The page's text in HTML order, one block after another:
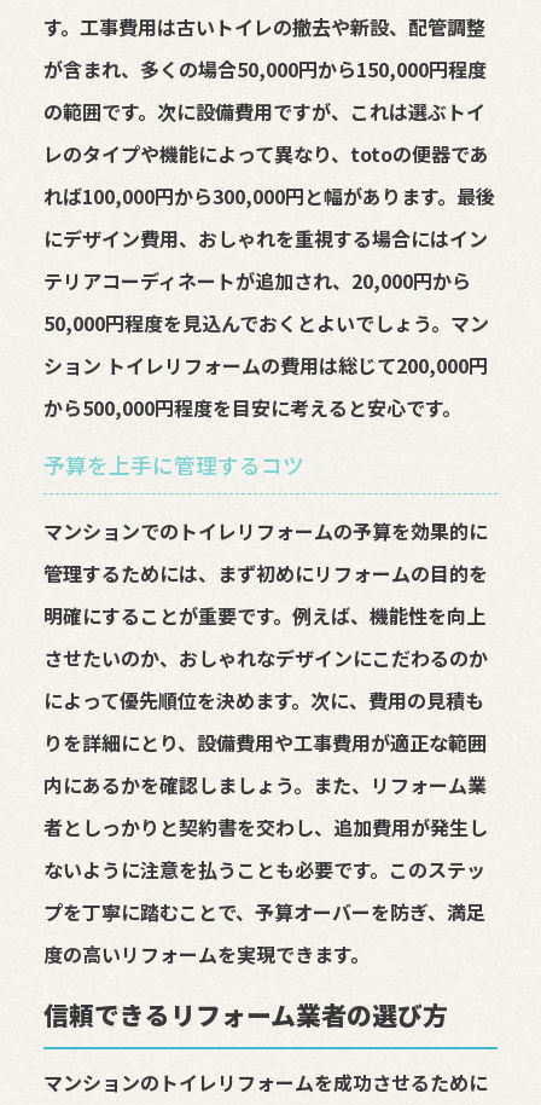
す。工事費用は古いトイレの撤去や新設、配管調整
が含まれ、多くの場合50,000円から150,000円程度
の範囲です。次に設備費用ですが、これは選ぶトイ
レのタイプや機能によって異なり、totoの便器であ
れば100,000円から300,000円と幅があります。最後
にデザイン費用、おしゃれを重視する場合にはイン
テリアコーディネートが追加され、20,000円から
50,000円程度を見込んでおくとよいでしょう。マン
ション トイレリフォームの費用は総じて200,000円
から500,000円程度を目安に考えると安心です。
予算を上手に管理するコツ
マンションでのトイレリフォームの予算を効果的に
管理するためには、まず初めにリフォームの目的を
明確にすることが重要です。例えば、機能性を向上
させたいのか、おしゃれなデザインにこだわるのか
によって優先順位を決めます。次に、費用の見積も
りを詳細にとり、設備費用や工事費用が適正な範囲
内にあるかを確認しましょう。また、リフォーム業
者としっかりと契約書を交わし、追加費用が発生し
ないように注意を払うことも必要です。このステッ
プを丁寧に踏むことで、予算オーバーを防ぎ、満足
度の高いリフォームを実現できます。
信頼できるリフォーム業者の選び方
マンションのトイレリフォームを成功させるために